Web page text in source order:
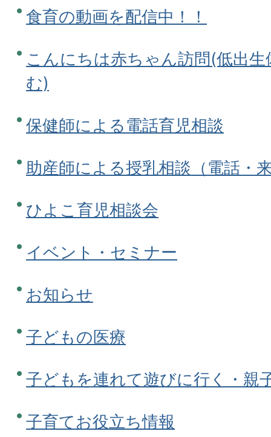
食育の動画を配信中！！
こんにちは赤ちゃん訪問(低出
む)
保健師による電話育児相談
助産師による授乳相談（電話・
ひよこ育児相談会
イベント・セミナー
お知らせ
子どもの医療
子どもを連れて遊びに行く・親
子育てお役立ち情報